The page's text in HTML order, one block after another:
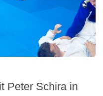
Peter Schira in